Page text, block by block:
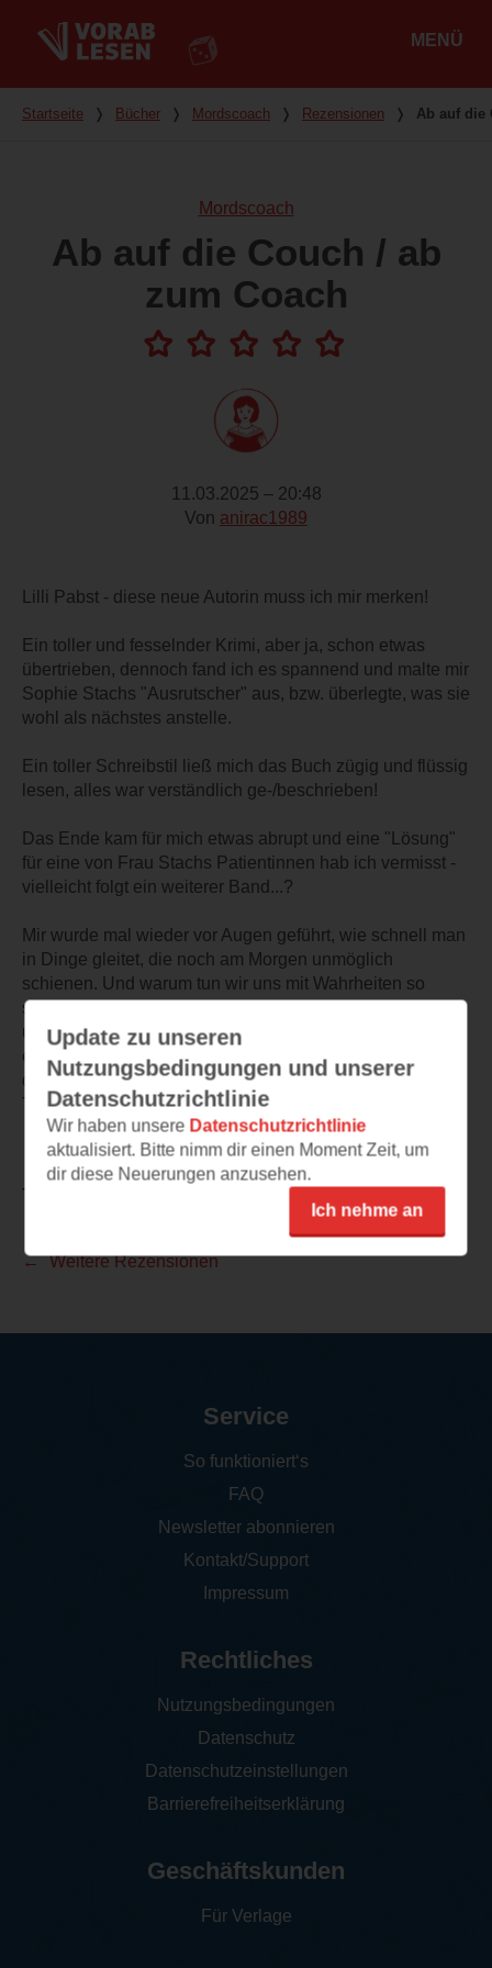
MENÜ
Du bist hier
Startseite ❭ Bücher ❭ Mordscoach ❭ Rezensionen ❭ Ab auf die
Mordscoach
Ab auf die Couch / ab
zum Coach
11.03.2025 – 20:48
Von anirac1989
Lilli Pabst - diese neue Autorin muss ich mir merken!
Ein toller und fesselnder Krimi, aber ja, schon etwas
übertrieben, dennoch fand ich es spannend und malte mir
Sophie Stachs "Ausrutscher" aus, bzw. überlegte, was sie
wohl als nächstes anstelle.
Ein toller Schreibstil ließ mich das Buch zügig und flüssig
lesen, alles war verständlich ge-/beschrieben!
Das Ende kam für mich etwas abrupt und eine "Lösung"
für eine von Frau Stachs Patientinnen hab ich vermisst -
vielleicht folgt ein weiterer Band...?
Mir wurde mal wieder vor Augen geführt, wie schnell man
in Dinge gleitet, die noch am Morgen unmöglich
schienen. Und warum tun wir uns mit Wahrheiten so
schwer, nur weil sie komisch klingen? Verstrickungen
unglücklicher Zufälle hat mit Sicherheit schon jeder
einzelne von uns erlebt, okay, vielleicht hat man nicht
direkt 4 Morde begangen, doch wer weiß was DU eines
Tages zufällig erlebst...?!
TEILEN
Weitere Rezensionen
Update zu unseren
Nutzungsbedingungen und unserer
Datenschutzrichtlinie
Wir haben unsere Datenschutzrichtlinie
aktualisiert. Bitte nimm dir einen Moment Zeit, um
dir diese Neuerungen anzusehen.
Ich nehme an
Service
So funktioniert‘s
FAQ
Newsletter abonnieren
Kontakt/Support
Impressum
Rechtliches
Nutzungsbedingungen
Datenschutz
Datenschutzeinstellungen
Barrierefreiheitserklärung
Geschäftskunden
Für Verlage